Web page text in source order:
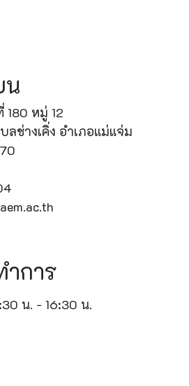
น
180 หมู่ 12
ช่างเคิ่ง อำเภอแม่แจ่ม
ำการ
น. - 16:30 น.